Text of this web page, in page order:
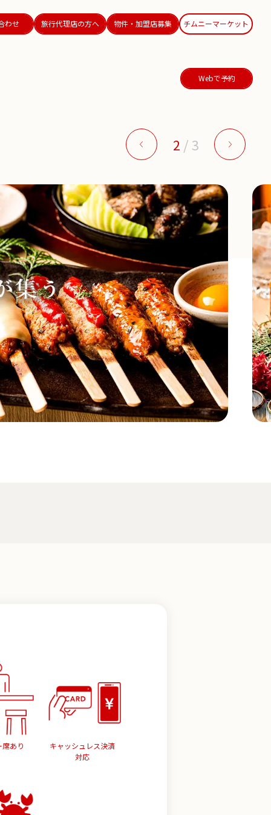
わせ 旅行代理店の方へ 物件・加盟店募集 チムニーマーケット
Webで予約
2 /3
あり
キャッシュレス決済
対応